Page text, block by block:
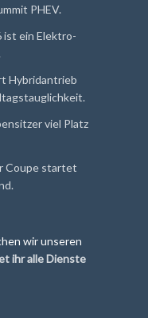
PHEV.
ist ein Elektro-
Hybridantrieb
viel Platz
Coupe startet
wir unseren
ihr alle Dienste